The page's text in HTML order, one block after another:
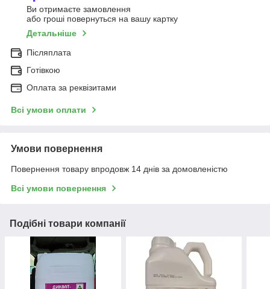
Ви отримаєте замовлення
або гроші повернуться на вашу картку
Детальніше
Післяплата
Готівкою
Оплата за реквізитами
Всі умови оплати
Умови повернення
Повернення товару впродовж 14 днів за домовленістю
Всі умови повернення
Подібні товари компанії